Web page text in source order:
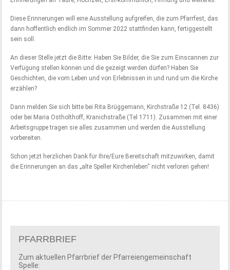
Diese Erinnerungen will eine Ausstellung aufgreifen, die zum Pfarrfest, das
dann hoffentlich endlich im Sommer 2022 stattfinden kann, fertiggestellt
sein soll.
An dieser Stelle jetzt die Bitte: Haben Sie Bilder, die Sie zum Einscannen zur
Verfügung stellen können und die gezeigt werden dürfen? Haben Sie
Geschichten, die vom Leben und von Erlebnissen in und rund um die Kirche
erzählen?
Dann melden Sie sich bitte bei Rita Brüggemann, Kirchstraße 12 (Tel. 8436)
oder bei Maria Ostholthoff, Kranichstraße (Tel 1711). Zusammen mit einer
Arbeitsgruppe tragen sie alles zusammen und werden die Ausstellung
vorbereiten.
Schon jetzt herzlichen Dank für Ihre/Eure Bereitschaft mitzuwirken, damit
die Erinnerungen an das „alte Speller Kirchenleben“ nicht verloren gehen!
PFARRBRIEF
Zum aktuellen Pfarrbrief der Pfarreiengemeinschaft
Spelle: